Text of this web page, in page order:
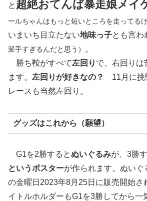
と 超絶おてんば暴走娘メイ
ールちゃんはもっと短いところを走ってるけ
いまいち目立たない地味っ子とも言わ
派手すぎるんだと思う）
。
勝ち鞍がすべて左回り で、右回りは
ます。 左回りが好きなの？
11月に挑
レースも当然左回り。
グッズはこれから（願望）
G1を2勝するとぬいぐるみが、3勝
というポスターが作られます。ぬいぐ
の金曜日2023年8月25日に販売開始さ
イトルホルダーもG1を3勝してから一